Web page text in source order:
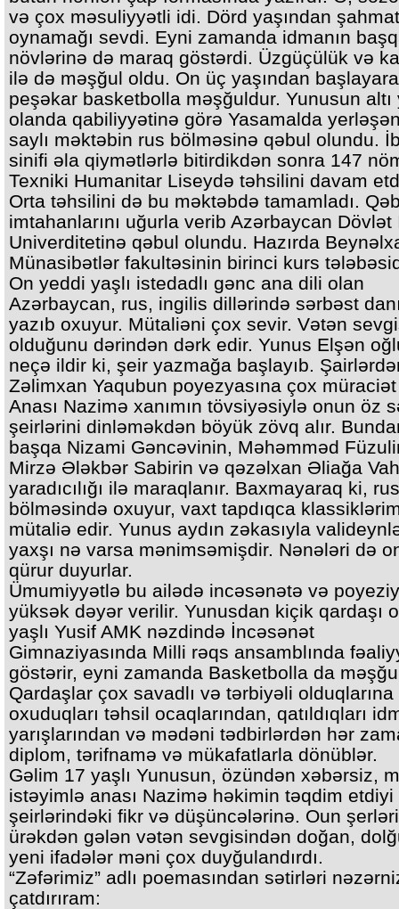
və çox məsuliyyətli idi. Dörd yaşından şahmat
oynamağı sevdi. Eyni zamanda idmanın
növlərinə də maraq göstərdi. Üzgüçülük və
ilə də məşğul oldu. On üç yaşından
peşəkar basketbolla məşğuldur. Yunusun altı
olanda qabiliyyətinə görə Yasamalda
saylı məktəbin rus bölməsinə qəbul olundu.
sinifi əla qiymətlərlə bitirdikdən sonra 147
Texniki Humanitar Liseydə təhsilini davam
Orta təhsilini də bu məktəbdə tamamladı.
imtahanlarını uğurla verib Azərbaycan Dövlət
Univerditetinə qəbul olundu. Hazırda
Münasibətlər fakultəsinin birinci kurs
On yeddi yaşlı istedadlı gənc ana dili olan
Azərbaycan, rus, ingilis dillərində sərbəst
yazıb oxuyur. Mütaliəni çox sevir. Vətən
olduğunu dərindən dərk edir. Yunus Elşən
neçə ildir ki, şeir yazmağa başlayıb.
Zəlimxan Yaqubun poyezyasına çox
Anası Nazimə xanımın tövsiyəsiylə onun öz
şeirlərini dinləməkdən böyük zövq alır.
başqa Nizami Gəncəvinin, Məhəmməd
Mirzə Ələkbər Sabirin və qəzəlxan Əliağa
yaradıcılığı ilə maraqlanır. Baxmayaraq ki, rus
bölməsində oxuyur, vaxt tapdıqca
mütaliə edir. Yunus aydın zəkasıyla
yaxşı nə varsa mənimsəmişdir. Nənələri də
qürur duyurlar.
Ümumiyyətlə bu ailədə incəsənətə və
yüksək dəyər verilir. Yunusdan kiçik qardaşı
yaşlı Yusif AMK nəzdində İncəsənət
Gimnaziyasında Milli rəqs ansamblında
göstərir, eyni zamanda Basketbolla da
Qardaşlar çox savadlı və tərbiyəli olduqlarına
oxuduqları təhsil ocaqlarından, qatıldıqları
yarışlarından və mədəni tədbirlərdən hər
diplom, tərifnamə və mükafatlarla dönüblər.
Gəlim 17 yaşlı Yunusun, özündən xəbərsiz,
istəyimlə anası Nazimə həkimin təqdim etdiyi
şeirlərindəki fikr və düşüncələrinə. Oun
ürəkdən gələn vətən sevgisindən doğan,
yeni ifadələr məni çox duyğulandırdı.
“Zəfərimiz” adlı poemasından sətirləri
çatdırıram: